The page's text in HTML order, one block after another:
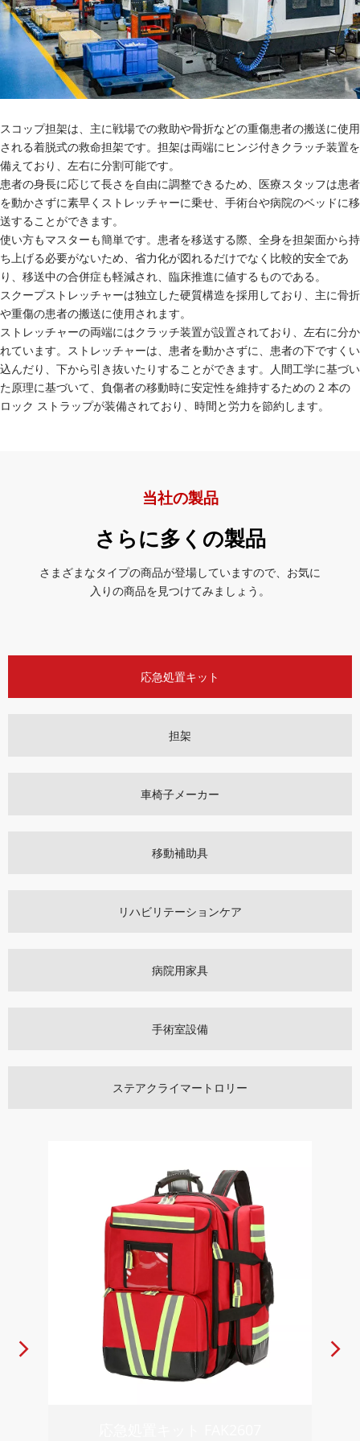
スコップ担架は、主に戦場での救助や骨折などの重傷患者の搬送に使用
される着脱式の救命担架です。担架は両端にヒンジ付きクラッチ装置を
備えており、左右に分割可能です。
患者の身長に応じて長さを自由に調整できるため、医療スタッフは患者
を動かさずに素早くストレッチャーに乗せ、手術台や病院のベッドに移
送することができます。
使い方もマスターも簡単です。患者を移送する際、全身を担架面から持
ち上げる必要がないため、省力化が図れるだけでなく比較的安全であ
り、移送中の合併症も軽減され、臨床推進に値するものである。
スクープストレッチャーは独立した硬質構造を採用しており、主に骨折
や重傷の患者の搬送に使用されます。
ストレッチャーの両端にはクラッチ装置が設置されており、左右に分か
れています。ストレッチャーは、患者を動かさずに、患者の下ですくい
込んだり、下から引き抜いたりすることができます。人間工学に基づい
た原理に基づいて、負傷者の移動時に安定性を維持するための 2 本の
ロック ストラップが装備されており、時間と労力を節約します。
当社の製品
さらに多くの製品
さまざまなタイプの商品が登場していますので、お気に
入りの商品を見つけてみましょう。
応急処置キット
担架
車椅子メーカー
移動補助具
リハビリテーションケア
病院用家具
手術室設備
ステアクライマートロリー